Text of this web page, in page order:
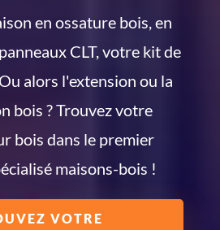
en ossature bois, en
CLT, votre kit de
alors l'extension ou la
bois ? Trouvez votre
bois dans le premier
maisons-bois !
VOTRE